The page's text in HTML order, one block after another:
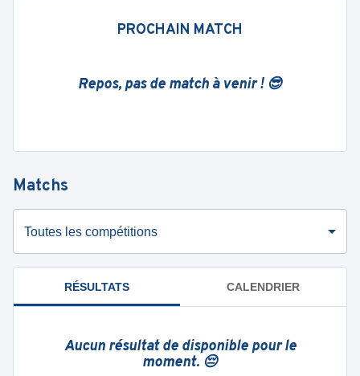
PROCHAIN MATCH
Repos, pas de match à venir ! 😎
Matchs
Toutes les compétitions
RÉSULTATS CALENDRIER
Aucun résultat de disponible pour le
moment. 😔